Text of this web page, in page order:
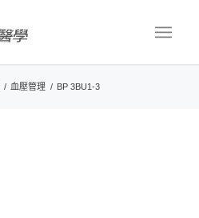
/ 血壓管理 / BP 3BU1-3